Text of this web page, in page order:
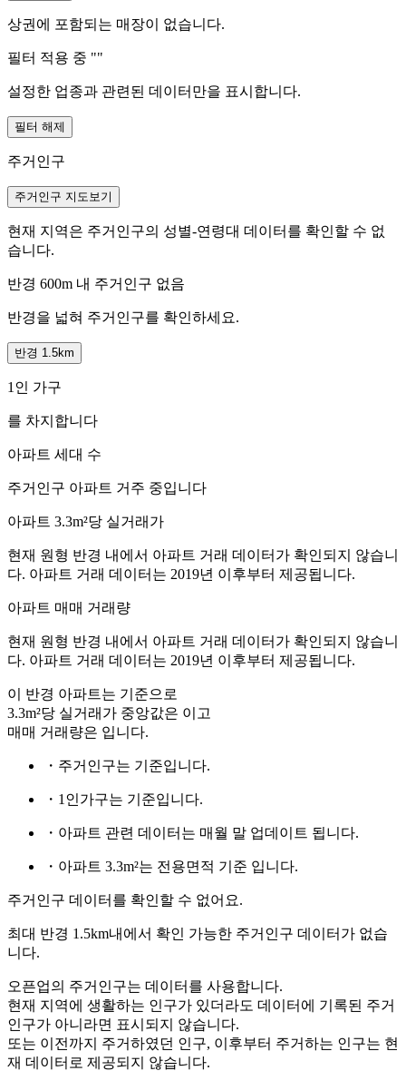
상권에 포함되는 매장이 없습니다.
필터 적용 중 ""
설정한 업종과 관련된 데이터만을 표시합니다.
필터 해제
주거인구
주거인구 지도보기
현재 지역은 주거인구의 성별-연령대 데이터를 확인할 수 없
습니다.
반경 600m 내 주거인구 없음
반경을 넓혀 주거인구를 확인하세요.
반경 1.5km
1인 가구
를 차지합니다
아파트 세대 수
주거인구 아파트 거주 중입니다
아파트 3.3m²당 실거래가
현재 원형 반경 내에서 아파트 거래 데이터가 확인되지 않습니
다. 아파트 거래 데이터는 2019년 이후부터 제공됩니다.
아파트 매매 거래량
현재 원형 반경 내에서 아파트 거래 데이터가 확인되지 않습니
다. 아파트 거래 데이터는 2019년 이후부터 제공됩니다.
이 반경 아파트는 기준으로
3.3m²당 실거래가 중앙값은 이고
매매 거래량은 입니다.
・주거인구는 기준입니다.
・1인가구는 기준입니다.
・아파트 관련 데이터는 매월 말 업데이트 됩니다.
・아파트 3.3m²는 전용면적 기준 입니다.
주거인구 데이터를 확인할 수 없어요.
최대 반경 1.5km내에서 확인 가능한 주거인구 데이터가 없습
니다.
오픈업의 주거인구는 데이터를 사용합니다.
현재 지역에 생활하는 인구가 있더라도 데이터에 기록된 주거
인구가 아니라면 표시되지 않습니다.
또는 이전까지 주거하였던 인구, 이후부터 주거하는 인구는 현
재 데이터로 제공되지 않습니다.